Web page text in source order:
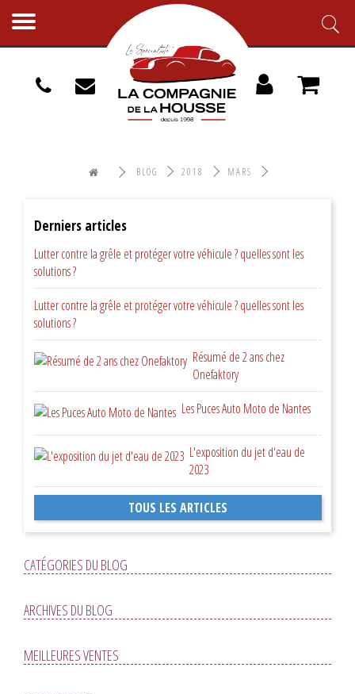
Toggle
BLOG 2018 MARS
Derniers articles
Lutter contre la grêle et protéger votre véhicule ? quelles sont les
solutions ?
Lutter contre la grêle et protéger votre véhicule ? quelles sont les
solutions ?
Résumé de 2 ans chez
Onefaktory
Les Puces Auto Moto de Nantes
L'exposition du jet d'eau de
2023
TOUS LES ARTICLES
CATÉGORIES DU BLOG
ARCHIVES DU BLOG
MEILLEURES VENTES